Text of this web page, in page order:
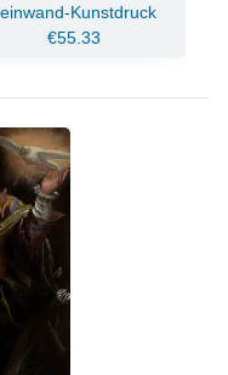
Kunstdruck
€55.33